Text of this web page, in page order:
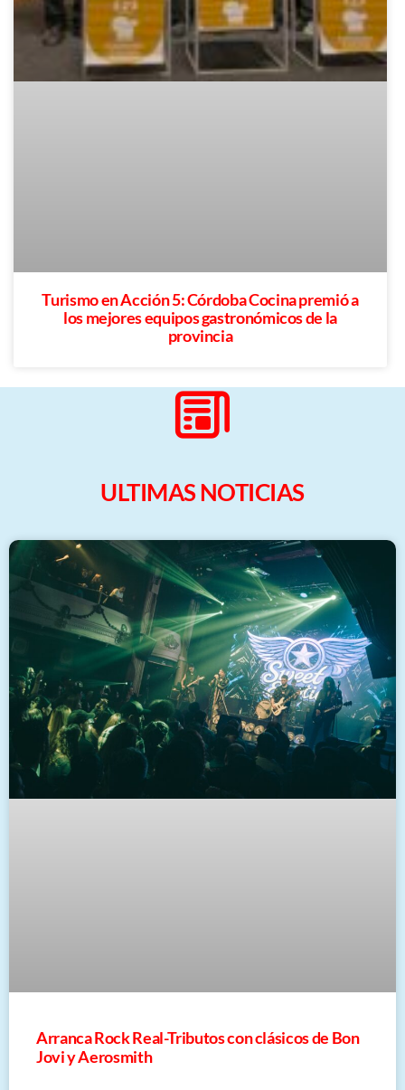
Turismo en Acción 5: Córdoba Cocina premió a
los mejores equipos gastronómicos de la
provincia
ULTIMAS NOTICIAS
Arranca Rock Real-Tributos con clásicos de Bon
Jovi y Aerosmith